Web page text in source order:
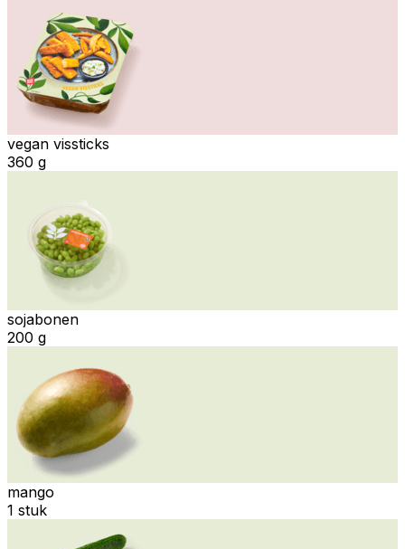
vegan vissticks
360 g
sojabonen
200 g
mango
1 stuk